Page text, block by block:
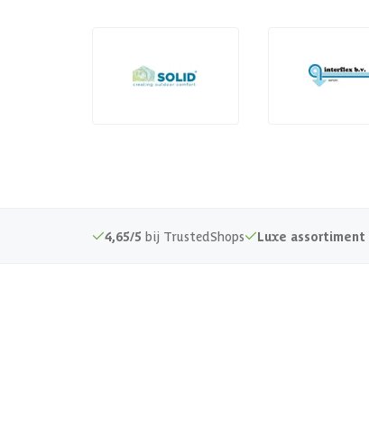
4,65/5 bij TrustedShops Luxe assortiment